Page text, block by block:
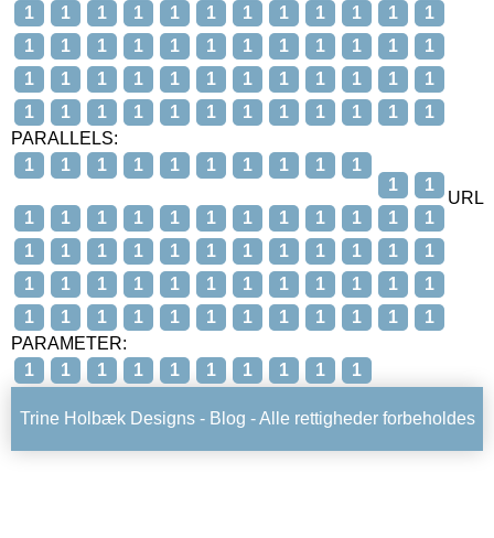
1
1 1 1 1 1 1 1 1 1 1
1
1
1 1 1 1 1 1 1 1 1 1
1
1
1 1 1 1 1 1 1 1 1 1
1
1
1 1 1 1 1 1 1 1 1 1
1
PARALLELS:
1
1 1 1 1 1 1 1 1
1
1
1
1
1 1 1 1 1 1 1 1 1 1
1
1
1 1 1 1 1 1 1 1 1 1
1
1
1 1 1 1 1 1 1 1 1 1
1
1
1 1 1 1 1 1 1 1 1 1 1
URL
PARAMETER:
1
1 1 1 1 1 1 1 1 1
Trine Holbæk Designs - Blog - Alle rettigheder forbeholdes